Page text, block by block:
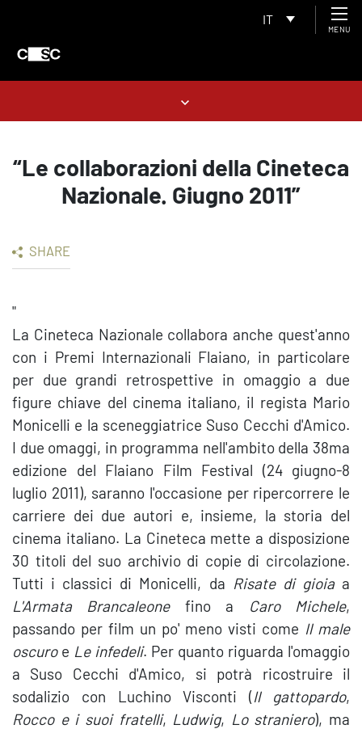
IT
MENU
“Le collaborazioni della Cineteca
Nazionale. Giugno 2011”
SHARE
"
La Cineteca Nazionale collabora anche quest'anno
con i Premi Internazionali Flaiano, in particolare
per due grandi retrospettive in omaggio a due
figure chiave del cinema italiano, il regista Mario
Monicelli e la sceneggiatrice Suso Cecchi d'Amico.
I due omaggi, in programma nell'ambito della 38ma
edizione del Flaiano Film Festival (24 giugno-8
luglio 2011), saranno l'occasione per ripercorrere le
carriere dei due autori e, insieme, la storia del
cinema italiano. La Cineteca mette a disposizione
30 titoli del suo archivio di copie di circolazione.
Tutti i classici di Monicelli, da Risate di gioiaa
L'Armata Brancaleonefino a Caro Michele,
passando per film un po' meno visti come Il male
oscuroe Le infedeli. Per quanto riguarda l'omaggio
a Suso Cecchi d'Amico, si potrà ricostruire il
sodalizio con Luchino Visconti (Il gattopardo,
Rocco e i suoi fratelli, Ludwig, Lo straniero), ma